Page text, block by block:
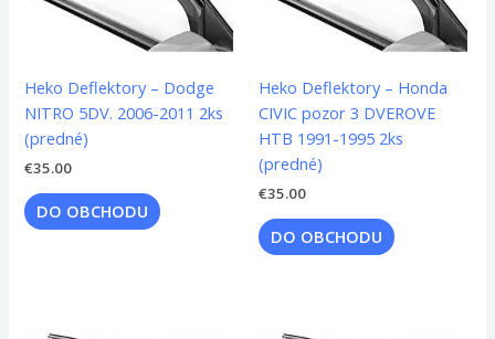
Heko Deflektory – Dodge
NITRO 5DV. 2006-2011 2ks
(predné)
€35.00
DO OBCHODU
Heko Deflektory – Honda
CIVIC pozor 3 DVEROVE
HTB 1991-1995 2ks
(predné)
€35.00
DO OBCHODU